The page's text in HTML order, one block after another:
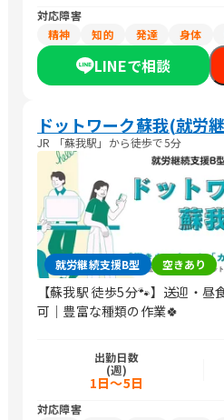
対応障害
精神
知的 発達 身体
LINEで相談
ドットワーク蘇我(就労
JR 「蘇我駅」から徒歩で5分
就労継続支援B型 空きあり
【蘇我駅 徒歩5分🐾】送迎・
可｜豊富な種類の作業🍀
出勤日数
(週)
1日～5日
対応障害